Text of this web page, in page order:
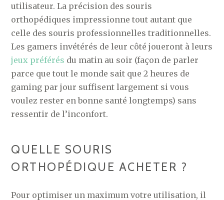
utilisateur. La précision des souris
orthopédiques impressionne tout autant que
celle des souris professionnelles traditionnelles.
Les gamers invétérés de leur côté joueront à leurs
jeux préférés du matin au soir (façon de parler
parce que tout le monde sait que 2 heures de
gaming par jour suffisent largement si vous
voulez rester en bonne santé longtemps) sans
ressentir de l’inconfort.
QUELLE SOURIS
ORTHOPÉDIQUE ACHETER ?
Pour optimiser un maximum votre utilisation, il